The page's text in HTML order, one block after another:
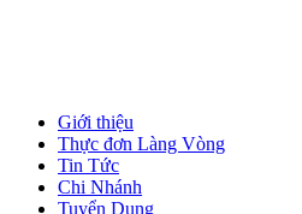
Giới thiệu
Thực đơn Làng Vòng
Tin Tức
Chi Nhánh
Tuyển Dụng